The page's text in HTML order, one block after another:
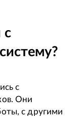
с
с
Они
с другими